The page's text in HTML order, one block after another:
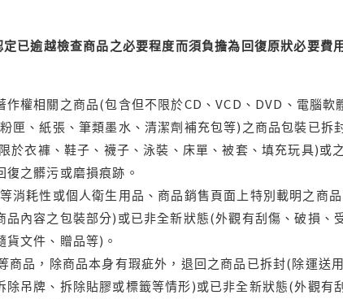
已逾越檢查商品之必要程度而須負擔為回復原狀必要
權相關之商品(包含但不限於CD、VCD、DVD、電腦
匣、紙張、筆類墨水、清潔劑補充包等)之商品包裝已拆
於衣褲、鞋子、襪子、泳裝、床單、被套、填充玩具)或
之髒污或磨損痕跡。
消耗性或個人衛生用品、商品銷售頁面上特別載明之商
品內容之包裝部分)或已非全新狀態(外觀有刮傷、破損、
文件、贈品等)。
商品，除商品本身有瑕疵外，退回之商品已拆封(除運送
除吊牌、拆除貼膠或標籤等情形)或已非全新狀態(外觀